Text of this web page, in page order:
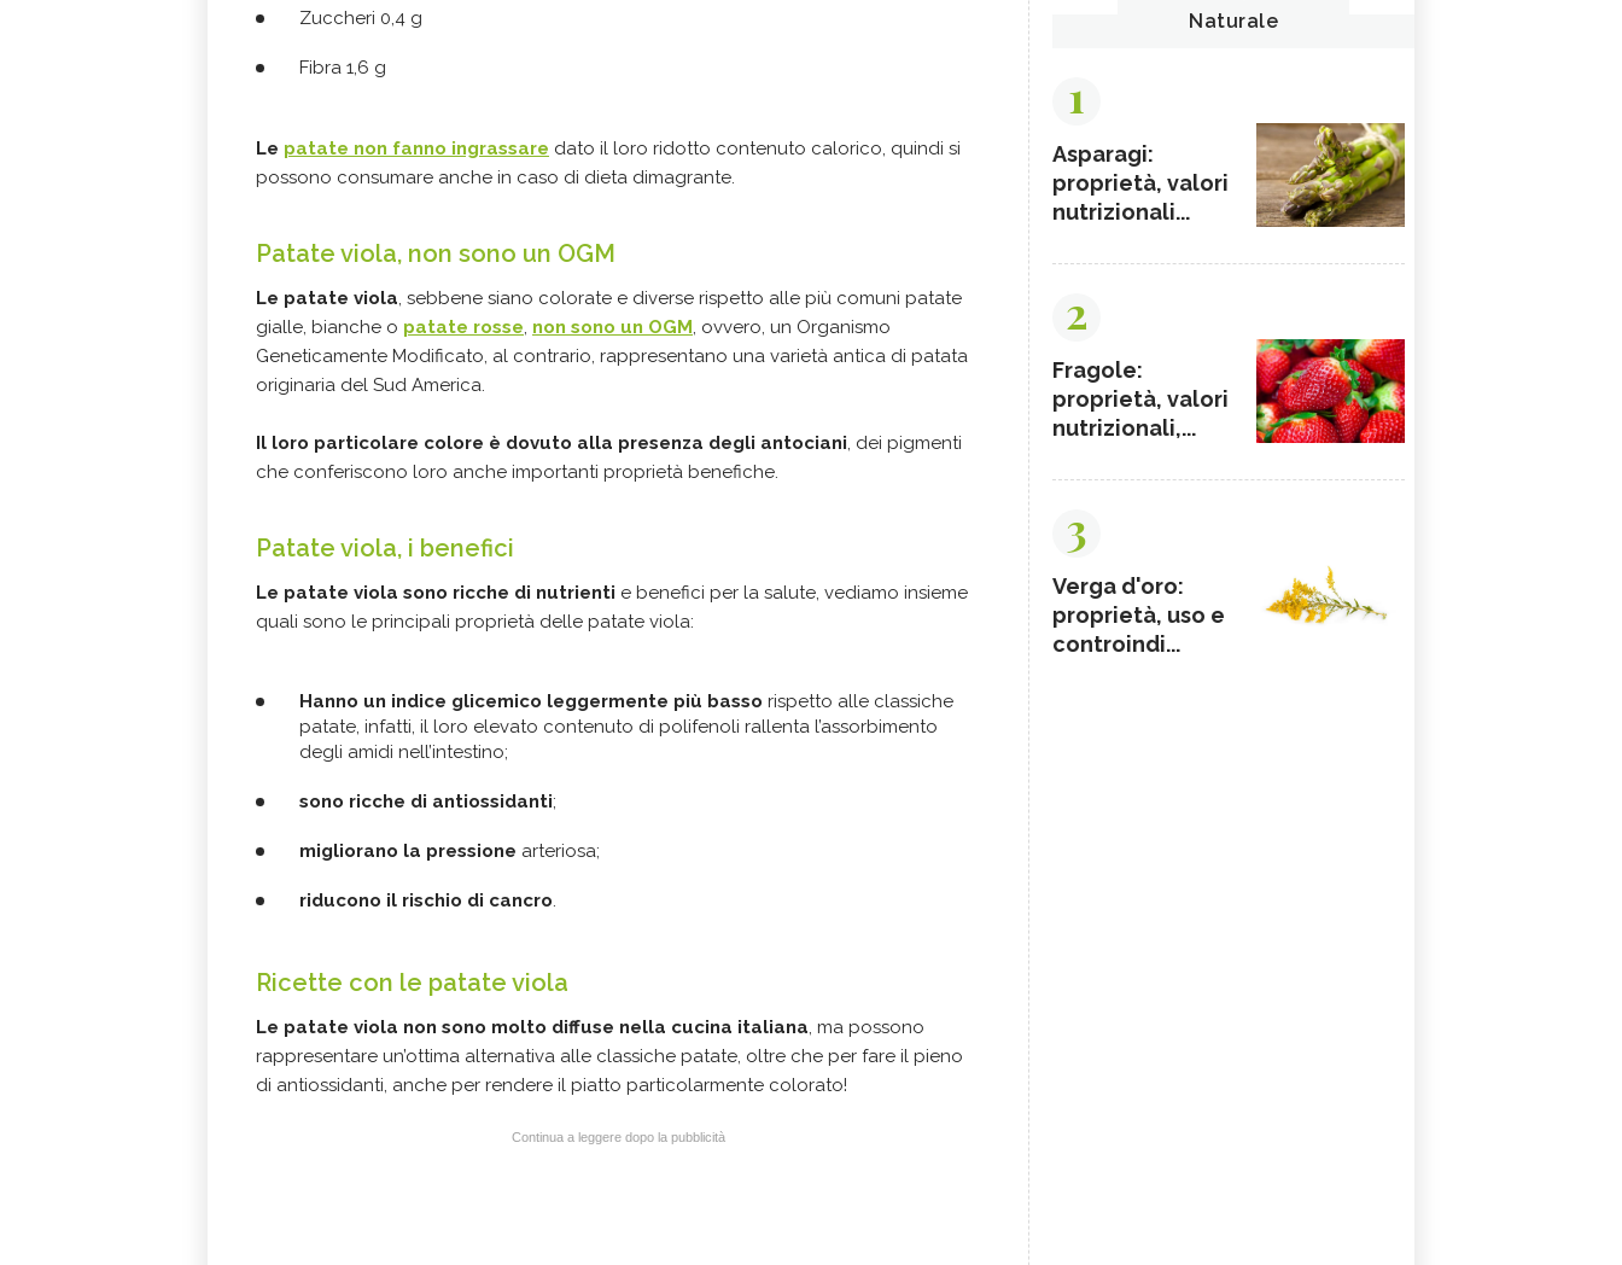
Zuccheri 0,4 g
Fibra 1,6 g
Le patate non fanno ingrassare dato il loro ridotto contenuto calorico, quindi si
possono consumare anche in caso di dieta dimagrante.
Patate viola, non sono un OGM
Le patate viola , sebbene siano colorate e diverse rispetto alle più comuni patate
gialle, bianche o patate rosse non sono un OGM , ovvero, un Organismo
Geneticamente Modificato, al contrario, rappresentano una varietà antica di patata
originaria del Sud America.
Il loro particolare colore è dovuto alla presenza degli antociani , dei pigmenti
che conferiscono loro anche importanti proprietà benefiche.
Patate viola, i benefici
Le patate viola sono ricche di nutrienti e benefici per la salute, vediamo insieme
quali sono le principali proprietà delle patate viola:
Hanno un indice glicemico leggermente più basso rispetto alle classiche
patate, infatti, il loro elevato contenuto di polifenoli rallenta l’assorbimento
degli amidi nell’intestino;
sono ricche di antiossidanti;
migliorano la pressione arteriosa;
riducono il rischio di cancro
Ricette con le patate viola
Le patate viola non sono molto diffuse nella cucina italiana , ma possono
rappresentare un’ottima alternativa alle classiche patate, oltre che per fare il pieno
di antiossidanti, anche per rendere il piatto particolarmente colorato!
Continua a leggere dopo la pubblicità
Naturale
1
Asparagi:
proprietà, valori
nutrizionali...
2
Fragole:
proprietà, valori
nutrizionali,...
3
Verga d'oro:
proprietà, uso e
controindi...